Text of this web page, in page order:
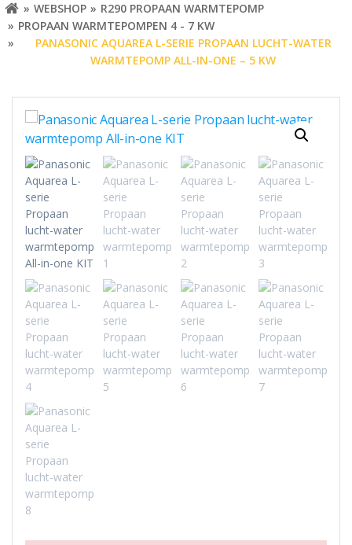
WEBSHOP
R290 PROPAAN WARMTEPOMP
PROPAAN WARMTEPOMPEN 4 - 7 KW
PANASONIC AQUAREA L-SERIE PROPAAN LUCHT-WATER
WARMTEPOMP ALL-IN-ONE – 5 KW